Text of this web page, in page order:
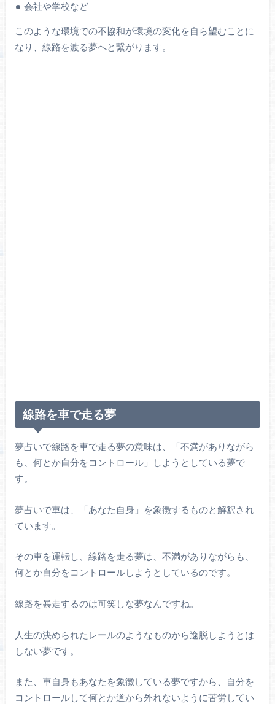
会社や学校など
このような環境での不協和が環境の変化を自ら望むことに
なり、線路を渡る夢へと繋がります。
線路を車で走る夢
夢占いで線路を車で走る夢の意味は、「不満がありながら
も、何とか自分をコントロール」しようとしている夢で
す。
夢占いで車は、「あなた自身」を象徴するものと解釈され
ています。
その車を運転し、線路を走る夢は、不満がありながらも、
何とか自分をコントロールしようとしているのです。
線路を暴走するのは可笑しな夢なんですね。
人生の決められたレールのようなものから逸脱しようとは
しない夢です。
また、車自身もあなたを象徴している夢ですから、自分を
コントロールして何とか道から外れないように苦労してい